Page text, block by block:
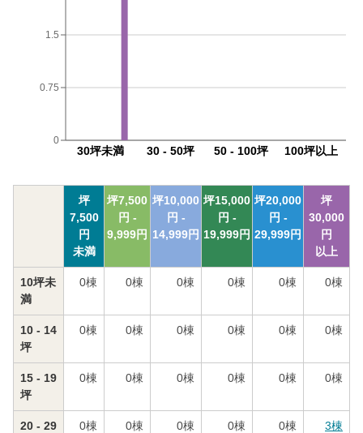
30坪未満 30 - 50坪 50 - 100坪 100坪以上
0
0.75
1.5
坪
7,500
円
未満
坪7,500
円 -
9,999円
坪10,000
円 -
14,999円
坪15,000
円 -
19,999円
坪20,000
円 -
29,999円
坪
30,000
円
以上
10坪未
満
0棟 0棟 0棟 0棟 0棟 0棟
10 - 14
坪
0棟 0棟 0棟 0棟 0棟 0棟
15 - 19
坪
0棟 0棟 0棟 0棟 0棟 0棟
20 - 29
0棟 0棟 0棟 0棟 0棟 3棟